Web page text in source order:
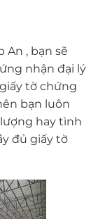
An , bạn sẽ
nhận đại lý
tờ chứng
bạn luôn
hay tình
đủ giấy tờ